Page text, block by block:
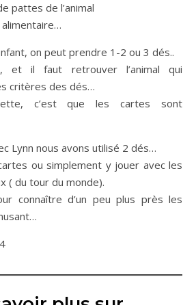
pattes de l’animal
on peut prendre 1-2 ou 3 dés..
et il faut retrouver l’animal qui
critères des dés…
c’est que les cartes sont
Lynn nous avons utilisé 2 dés…
ou simplement y jouer avec les
( du tour du monde).
connaître d’un peu plus près les